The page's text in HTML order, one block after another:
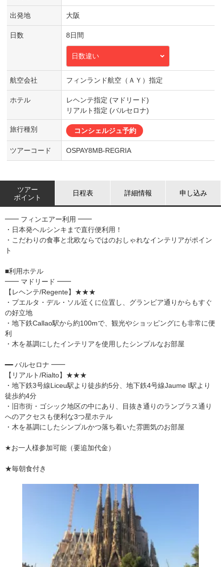
出発地 大阪
日数 8日間
日数違い
航空会社 フィンランド航空（ＡＹ）指定
ホテル
レヘンテ指定 (マドリード)
リアルト指定 (バルセロナ)
旅行種別 コンシェルジュ予約
ツアーコード OSPAY8MB-REGRIA
ツアー
ポイント
日程表 詳細情報 申し込み
━━ フィンエアー利用 ━━
・日本発ヘルシンキまで直行便利用！
・こだわりの食事と北欧ならではのおしゃれなインテリアがポイン
ト
■利用ホテル
━━ マドリード ━━
【レヘンテ/Regente】★★★
・プエルタ・デル・ソル近くに位置し、グランビア通りからもすぐ
の好立地
・地下鉄Callao駅から約100mで、観光やショッピングにも非常に便
利
・木を基調にしたインテリアを使用したシンプルなお部屋
━━ バルセロナ ━━
【リアルト/Rialto】★★★
・地下鉄3号線Liceu駅より徒歩約5分、地下鉄4号線Jaume I駅より
徒歩約4分
・旧市街・ゴシック地区の中にあり、目抜き通りのランブラス通り
へのアクセスも便利な3つ星ホテル
・木を基調にしたシンプルかつ落ち着いた雰囲気のお部屋
★お一人様参加可能（要追加代金）
★毎朝食付き